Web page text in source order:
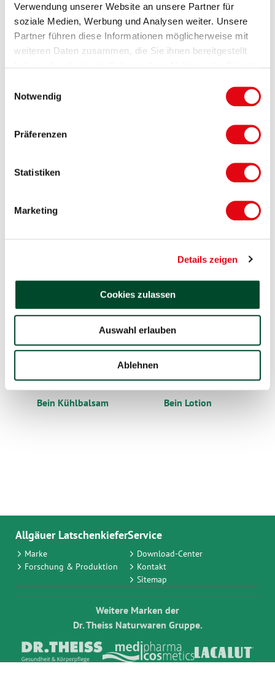
Verwendung unserer Website an unsere Partner für
soziale Medien, Werbung und Analysen weiter. Unsere
Partner führen diese Informationen möglicherweise mit
weiteren Daten zusammen, die Sie ihnen bereitgestellt
Cookies, wenn Sie unsere Webseite weiterhin nutzen.
Notwendig
Präferenzen
Statistiken
Marketing
Details zeigen
Cookies zulassen
Auswahl erlauben
Ablehnen
5 in 1 Beinlotion Entwässerungs-Kapseln
Hinweise / Sicherheitshinweise
Bein Kühlbalsam Bein Lotion
Allgäuer Latschenkiefer
Marke
Forschung & Produktion
Service
Download-Center
Kontakt
Sitemap
Weitere Marken der
Dr. Theiss Naturwaren Gruppe.